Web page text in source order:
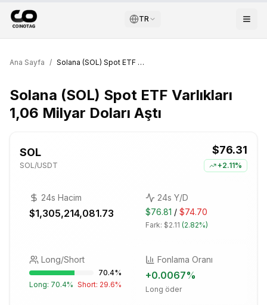
TR
Ana Sayfa / Solana (SOL) Spot ETF Varlıkları 1,06 Milyar Doları Aştı
Solana (SOL) Spot ETF Varlıkları
1,06 Milyar Doları Aştı
SOL
SOL/USDT
$76.31
+2.11%
24s Hacim
$1,305,214,081.73
24s Y/D
$76.81 / $74.70
Fark: $2.11 (2.82%)
Long/Short
70.4%
Long: 70.4% Short: 29.6%
Fonlama Oranı
+0.0067%
Long öder